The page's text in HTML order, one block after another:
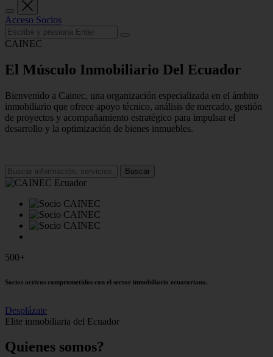
Acceso Socios
CAINEC
El Músculo Inmobiliario Del Ecuador
Bienvenido a Cainec, una organización especializada en el ámbito
inmobiliario que ofrece apoyo técnico, análisis de mercado, gestión
de proyectos y acompañamiento estratégico para impulsar el
desarrollo y la optimización de bienes inmuebles.
Buscar
500+
Socios activos comprometidos con el sector inmobiliario ecuatoriano.
Desplázate
Elite inmobiliaria del Ecuador
Quienes somos?